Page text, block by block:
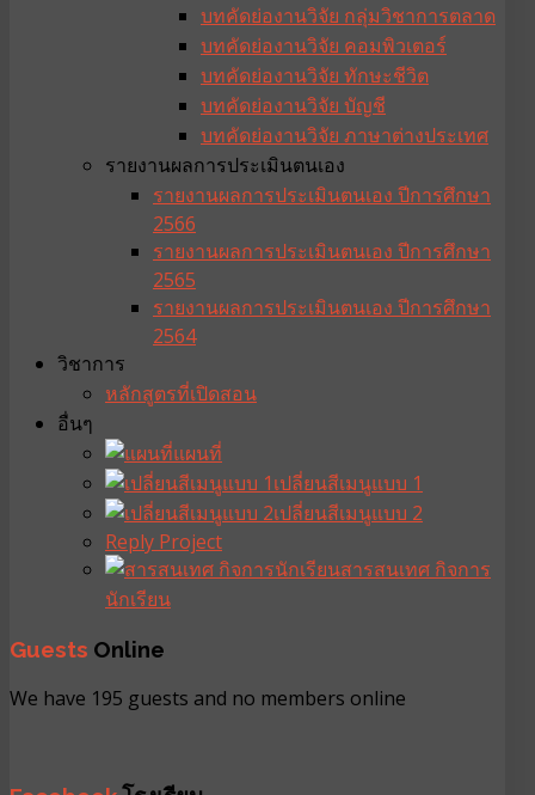
บทคัดย่องานวิจัย กลุ่มวิชาการตลาด
บทคัดย่องานวิจัย คอมพิวเตอร์
บทคัดย่องานวิจัย ทักษะชีวิต
บทคัดย่องานวิจัย บัญชี
บทคัดย่องานวิจัย ภาษาต่างประเทศ
รายงานผลการประเมินตนเอง
รายงานผลการประเมินตนเอง ปีการศึกษา
2566
รายงานผลการประเมินตนเอง ปีการศึกษา
2565
รายงานผลการประเมินตนเอง ปีการศึกษา
2564
วิชาการ
หลักสูตรที่เปิดสอน
อื่นๆ
แผนที่
เปลี่ยนสีเมนูแบบ 1
เปลี่ยนสีเมนูแบบ 2
Reply Project
สารสนเทศ กิจการ
นักเรียน
Guests Online
We have 195 guests and no members online